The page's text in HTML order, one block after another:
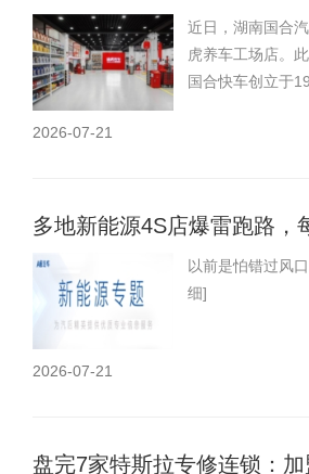
近日，湖南国合
虎养车工场店。
国合快车创立于
2026-07-21
多地新能源4S店爆雷跑路，
以前是怕错过风
细]
2026-07-21
盘完7家特斯拉专修连锁：